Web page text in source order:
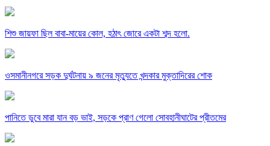
শিশু জায়ফা ছিল বাবা-মায়ের কোল, হঠাৎ জোরে একটা শব্দ হলো.
ওসমানীনগরে সড়ক দুর্ঘটনায় ৯ জনের মৃত্যুতে খন্দকার মুক্তাদিরের শোক
পানিতে ডুবে মারা যান বড় ভাই, সড়কে প্রাণ গেলো সোবহানীঘাটের প্রীতমের